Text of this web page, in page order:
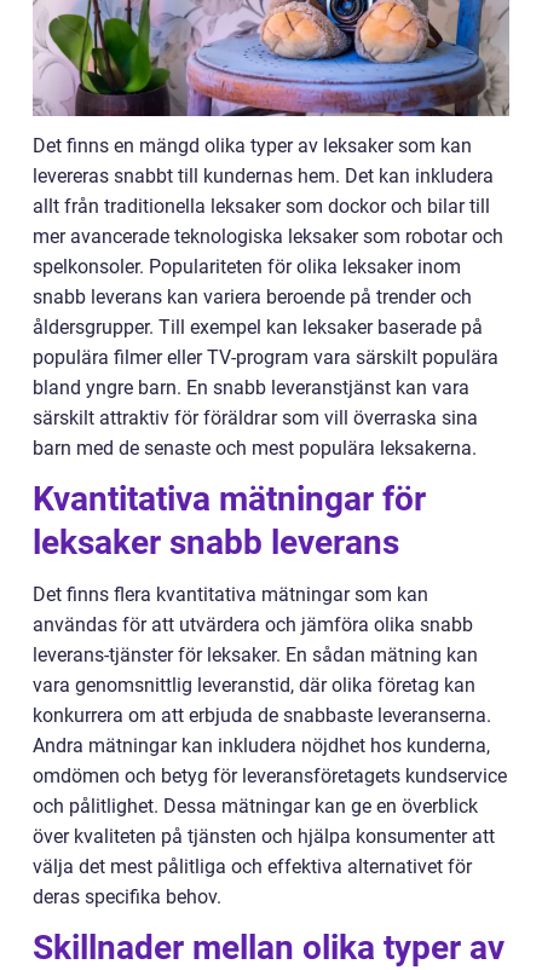
Det finns en mängd olika typer av leksaker som kan
levereras snabbt till kundernas hem. Det kan inkludera
allt från traditionella leksaker som dockor och bilar till
mer avancerade teknologiska leksaker som robotar och
spelkonsoler. Populariteten för olika leksaker inom
snabb leverans kan variera beroende på trender och
åldersgrupper. Till exempel kan leksaker baserade på
populära filmer eller TV-program vara särskilt populära
bland yngre barn. En snabb leveranstjänst kan vara
särskilt attraktiv för föräldrar som vill överraska sina
barn med de senaste och mest populära leksakerna.
Kvantitativa mätningar för
leksaker snabb leverans
Det finns flera kvantitativa mätningar som kan
användas för att utvärdera och jämföra olika snabb
leverans-tjänster för leksaker. En sådan mätning kan
vara genomsnittlig leveranstid, där olika företag kan
konkurrera om att erbjuda de snabbaste leveranserna.
Andra mätningar kan inkludera nöjdhet hos kunderna,
omdömen och betyg för leveransföretagets kundservice
och pålitlighet. Dessa mätningar kan ge en överblick
över kvaliteten på tjänsten och hjälpa konsumenter att
välja det mest pålitliga och effektiva alternativet för
deras specifika behov.
Skillnader mellan olika typer av